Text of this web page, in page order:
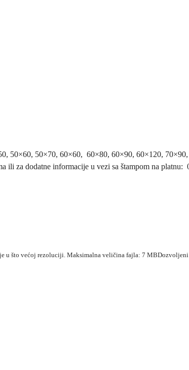
50×60, 50×70, 60×60, 60×80, 60×90, 60×120,
ili za dodatne informacije u vezi sa štampom na
u što većoj rezoluciji. Maksimalna veličina fajla: 7 MB